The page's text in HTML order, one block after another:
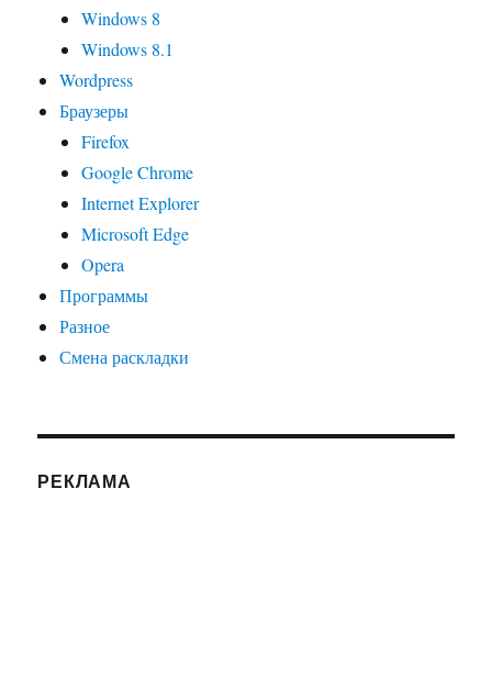
Windows 8
Windows 8.1
Wordpress
Браузеры
Firefox
Google Chrome
Internet Explorer
Microsoft Edge
Opera
Программы
Разное
Смена раскладки
РЕКЛАМА